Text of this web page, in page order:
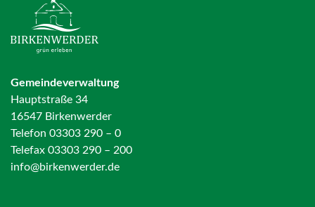
Gemeindeverwaltung
Hauptstraße 34
16547 Birkenwerder
Telefon 03303 290 – 0
Telefax 03303 290 – 200
info@birkenwerder.de